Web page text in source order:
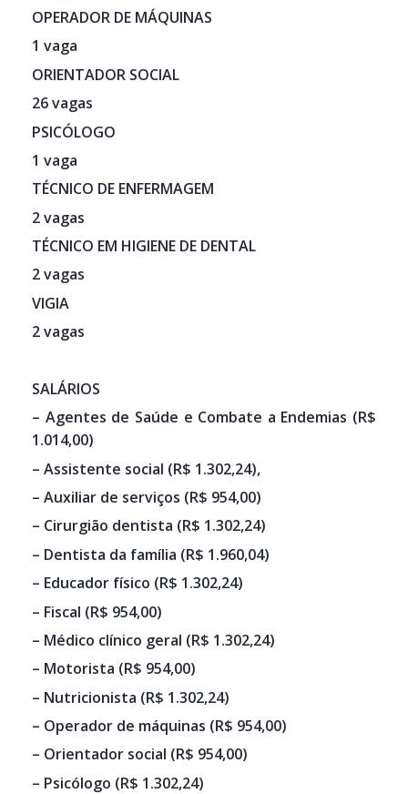
OPERADOR DE MÁQUINAS
1 vaga
ORIENTADOR SOCIAL
26 vagas
PSICÓLOGO
1 vaga
TÉCNICO DE ENFERMAGEM
2 vagas
TÉCNICO EM HIGIENE DE DENTAL
2 vagas
VIGIA
2 vagas
SALÁRIOS
– Agentes de Saúde e Combate a Endemias (R$
1.014,00)
– Assistente social (R$ 1.302,24),
– Auxiliar de serviços (R$ 954,00)
– Cirurgião dentista (R$ 1.302,24)
– Dentista da família (R$ 1.960,04)
– Educador físico (R$ 1.302,24)
– Fiscal (R$ 954,00)
– Médico clínico geral (R$ 1.302,24)
– Motorista (R$ 954,00)
– Nutricionista (R$ 1.302,24)
– Operador de máquinas (R$ 954,00)
– Orientador social (R$ 954,00)
– Psicólogo (R$ 1.302,24)